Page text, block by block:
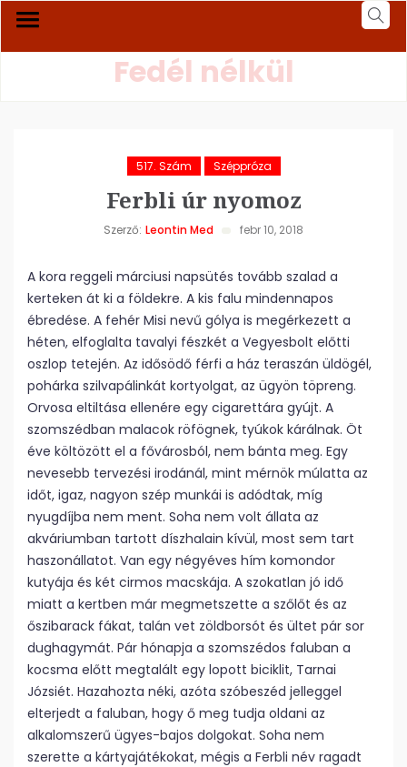
Fedél nélkül
517. Szám Széppróza
Ferbli úr nyomoz
Szerző: Leontin Med febr 10, 2018
A kora reggeli márciusi napsütés tovább szalad a
kerteken át ki a földekre. A kis falu mindennapos
ébredése. A fehér Misi nevű gólya is megérkezett a
héten, elfoglalta tavalyi fészkét a Vegyesbolt előtti
oszlop tetején. Az idősödő férfi a ház teraszán üldögél,
pohárka szilvapálinkát kortyolgat, az ügyön töpreng.
Orvosa eltiltása ellenére egy cigarettára gyújt. A
szomszédban malacok röfögnek, tyúkok kárálnak. Öt
éve költözött el a fővárosból, nem bánta meg. Egy
nevesebb tervezési irodánál, mint mérnök múlatta az
időt, igaz, nagyon szép munkái is adódtak, míg
nyugdíjba nem ment. Soha nem volt állata az
akváriumban tartott díszhalain kívül, most sem tart
haszonállatot. Van egy négyéves hím komondor
kutyája és két cirmos macskája. A szokatlan jó idő
miatt a kertben már megmetszette a szőlőt és az
őszibarack fákat, talán vet zöldborsót és ültet pár sor
dughagymát. Pár hónapja a szomszédos faluban a
kocsma előtt megtalált egy lopott biciklit, Tarnai
Józsiét. Hazahozta néki, azóta szóbeszéd jelleggel
elterjedt a faluban, hogy ő meg tudja oldani az
alkalomszerű ügyes-bajos dolgokat. Soha nem
szerette a kártyajátékokat, mégis a Ferbli név ragadt